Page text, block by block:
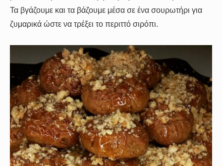
Τα βγάζουμε και τα βάζουμε μέσα σε ένα σουρωτήρι για
ζυμαρικά ώστε να τρέξει το περιττό σιρόπι.